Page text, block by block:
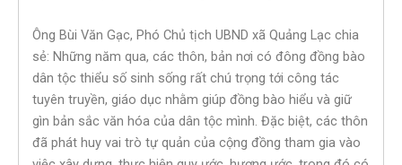
Ông Bùi Văn Gạc, Phó Chủ tịch UBND xã Quảng Lạc chia
sẻ: Những năm qua, các thôn, bản nơi có đông đồng bào
dân tộc thiểu số sinh sống rất chú trọng tới công tác
tuyên truyền, giáo dục nhằm giúp đồng bào hiểu và giữ
gìn bản sắc văn hóa của dân tộc mình. Đặc biệt, các thôn
đã phát huy vai trò tự quản của cộng đồng tham gia vào